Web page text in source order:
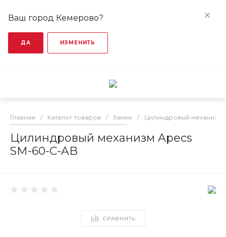
Ваш город Кемерово?
ДА ИЗМЕНИТЬ
Главная / Каталог товаров / Замки / Цилиндровый механизм
Цилиндровый механизм Apecs
SM-60-C-AB
СРАВНИТЬ